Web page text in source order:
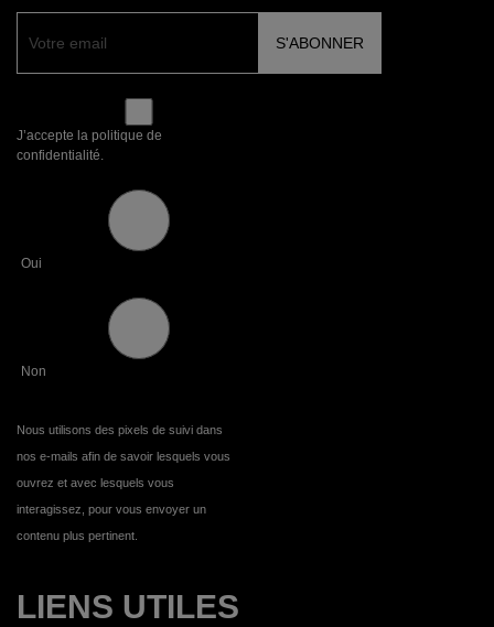
J’accepte la politique de
confidentialité.
Oui
Non
Nous utilisons des pixels de suivi dans
nos e-mails afin de savoir lesquels vous
ouvrez et avec lesquels vous
interagissez, pour vous envoyer un
contenu plus pertinent.
LIENS UTILES